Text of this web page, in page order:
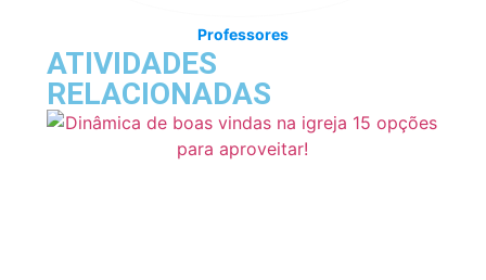
Professores
ATIVIDADES
RELACIONADAS